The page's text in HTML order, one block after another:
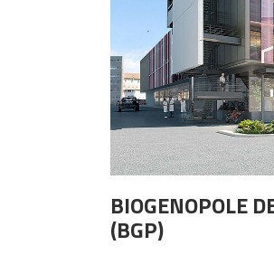
BIOGENOPOLE
(BGP)